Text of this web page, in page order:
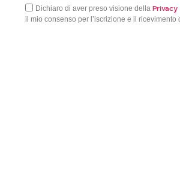
Dichiaro di aver preso visione dellaPrivacy
il mio consenso per l’iscrizione e il ricevimento